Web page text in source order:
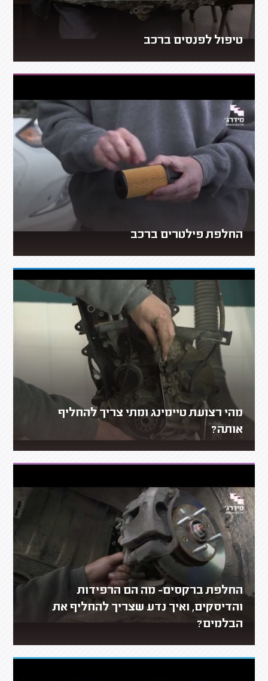
טיפול לפנסים ברכב
החלפת פילטרים ברכב
מהי רצועת טיימינג ומתי צריך להחליף
אותה?
החלפת ברקסים- מה הם הרפידות
והדיסקים, ואיך נדע שצריך להחליף את
הבלמים?